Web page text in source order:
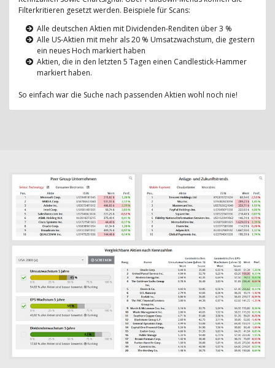
Filterkritieren gesetzt werden. Beispiele für Scans:
Alle deutschen Aktien mit Dividenden-Renditen über 3 %
Alle US-Aktien mit mehr als 20 % Umsatzwachstum, die gestern
ein neues Hoch markiert haben
Aktien, die in den letzten 5 Tagen einen Candlestick-Hammer
markiert haben.
So einfach war die Suche nach passenden Aktien wohl noch nie!